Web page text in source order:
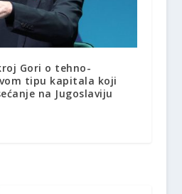
Gori o tehno-
tipu kapitala koji
na Jugoslaviju